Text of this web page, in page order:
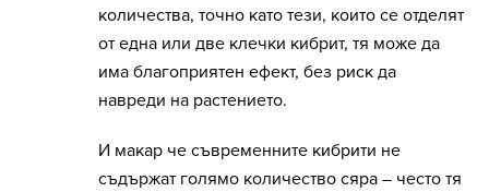
количества, точно като тези, които се отделят
от една или две клечки кибрит, тя може да
има благоприятен ефект, без риск да
навреди на растението.
И макар че съвременните кибрити не
съдържат голямо количество сяра – често тя